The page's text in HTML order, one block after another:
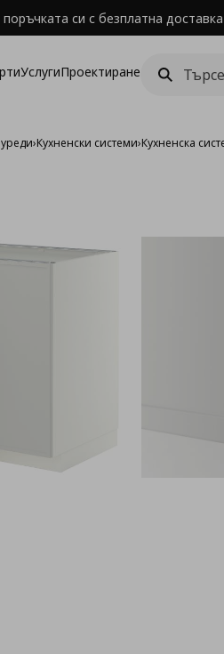
си с безплатна
УслугиПроектиране
›Кухненски системи›Кухненска